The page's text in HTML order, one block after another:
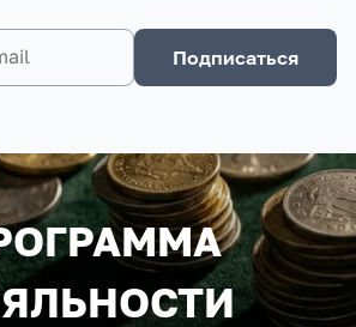
Подписаться